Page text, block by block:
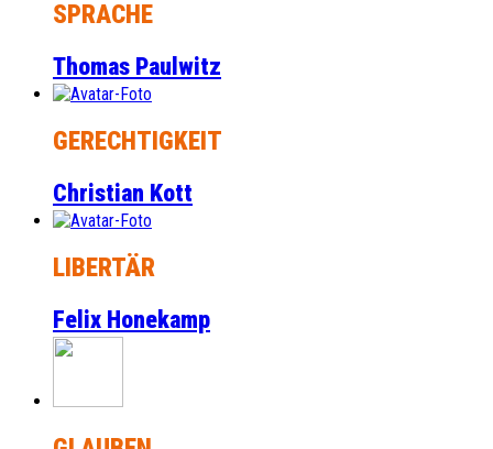
SPRACHE
Thomas Paulwitz
GERECHTIGKEIT
Christian Kott
LIBERTÄR
Felix Honekamp